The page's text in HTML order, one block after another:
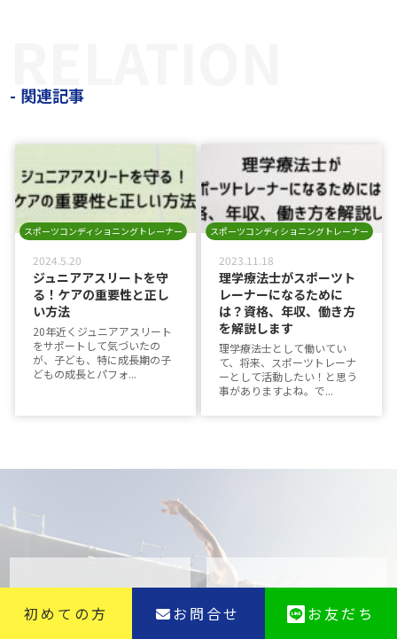
関連記事
スポーツコンディショニングトレーナー
2024.5.20
ジュニアアスリートを守
る！ケアの重要性と正し
い方法
20年近くジュニアアスリート
をサポートして気づいたの
が、子ども、特に成長期の子
どもの成長とパフォ...
スポーツコンディショニングトレーナー
2023.11.18
理学療法士がスポーツト
レーナーになるために
は？資格、年収、働き方
を解説します
理学療法士として働いてい
て、将来、スポーツトレーナ
ーとして活動したい！と思う
事がありますよね。で...
初めての方 お問合せ お友だち